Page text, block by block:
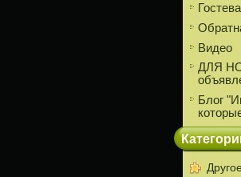
Видео
ДЛЯ
Блог
Другое